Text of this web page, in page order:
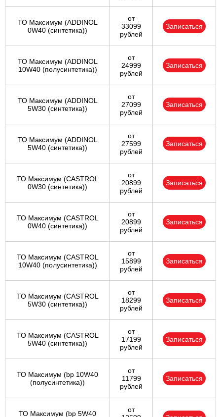
ТО Максимум (ADDINOL
0W40 (синтетика))
от
33099
рублей
Записаться
ТО Максимум (ADDINOL
10W40 (полусинтетика))
от
24999
рублей
Записаться
ТО Максимум (ADDINOL
5W30 (синтетика))
от
27099
рублей
Записаться
ТО Максимум (ADDINOL
5W40 (синтетика))
от
27599
рублей
Записаться
ТО Максимум (CASTROL
0W30 (синтетика))
от
20899
рублей
Записаться
ТО Максимум (CASTROL
0W40 (синтетика))
от
20899
рублей
Записаться
ТО Максимум (CASTROL
10W40 (полусинтетика))
от
15899
рублей
Записаться
ТО Максимум (CASTROL
5W30 (синтетика))
от
18299
рублей
Записаться
ТО Максимум (CASTROL
5W40 (синтетика))
от
17199
рублей
Записаться
ТО Максимум (bp 10W40
(полусинтетика))
от
11799
рублей
Записаться
ТО Максимум (bp 5W40
от